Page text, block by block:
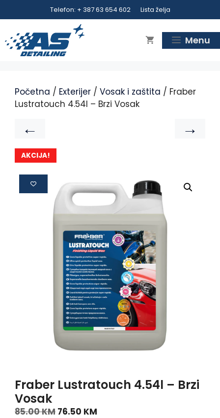
Telefon: + 387 63 654 602 Lista želja
Menu
Početna / Exterijer / Vosak i zaštita / Fraber
Lustratouch 4.54l – Brzi Vosak
← →
AKCIJA!
Fraber Lustratouch 4.54l – Brzi
Vosak
85.00KM 76.50 KM